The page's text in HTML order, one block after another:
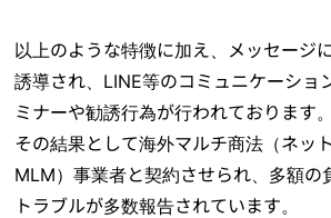
以上のような特徴に加え、メッセージ
誘導され、LINE等のコミュニケーショ
ミナーや勧誘行為が行われております。
その結果として海外マルチ商法（ネッ
MLM）事業者と契約させられ、多額の
トラブルが多数報告されています。